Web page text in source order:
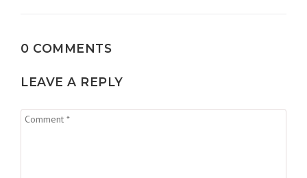
0 COMMENTS
LEAVE A REPLY